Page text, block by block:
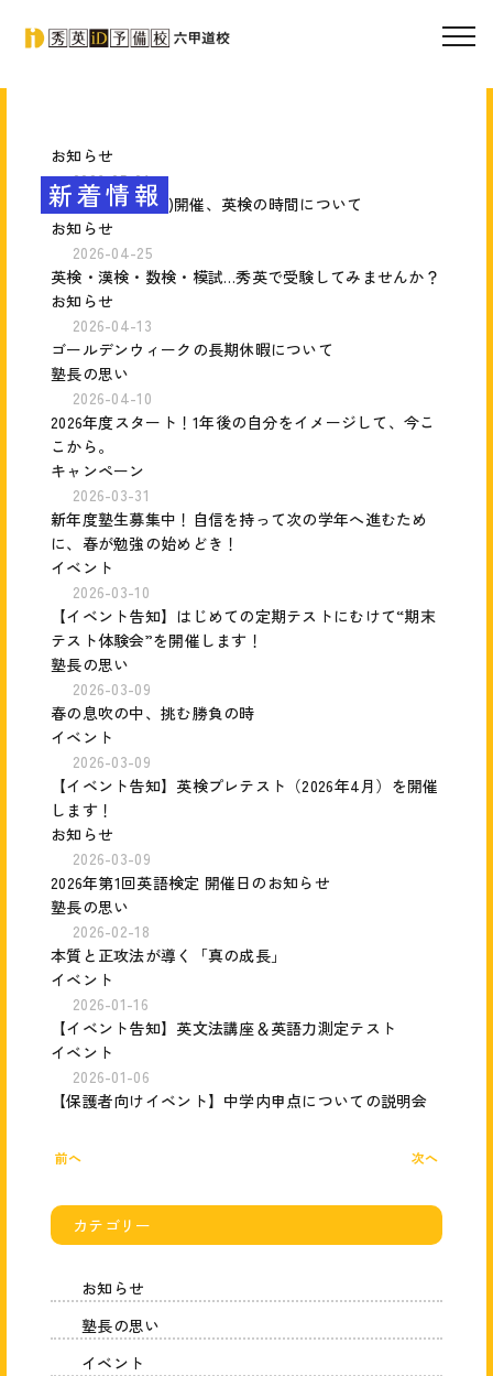
新着情報
お知らせ
2026-05-01
【英検】5/30(土)開催、英検の時間について
お知らせ
2026-04-25
英検・漢検・数検・模試…秀英で受験してみませんか？
お知らせ
2026-04-13
ゴールデンウィークの長期休暇について
塾長の思い
2026-04-10
2026年度スタート！1年後の自分をイメージして、今こ
こから。
キャンペーン
2026-03-31
新年度塾生募集中！自信を持って次の学年へ進むため
に、春が勉強の始めどき！
イベント
2026-03-10
【イベント告知】はじめての定期テストにむけて“期末
テスト体験会”を開催します！
塾長の思い
2026-03-09
春の息吹の中、挑む勝負の時
イベント
2026-03-09
【イベント告知】英検プレテスト（2026年4月）を開催
します！
お知らせ
2026-03-09
2026年第1回英語検定 開催日のお知らせ
塾長の思い
2026-02-18
本質と正攻法が導く「真の成長」
イベント
2026-01-16
【イベント告知】英文法講座＆英語力測定テスト
イベント
2026-01-06
【保護者向けイベント】中学内申点についての説明会
前へ 次へ
カテゴリー
お知らせ
塾長の思い
イベント